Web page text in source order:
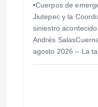
•Cuerpos de
Jiutepec y la
siniestro
Andrés
agosto 2026 – La